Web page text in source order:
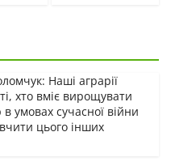
Наші аграрії
хто вміє вирощувати
умовах сучасної війни
цього інших